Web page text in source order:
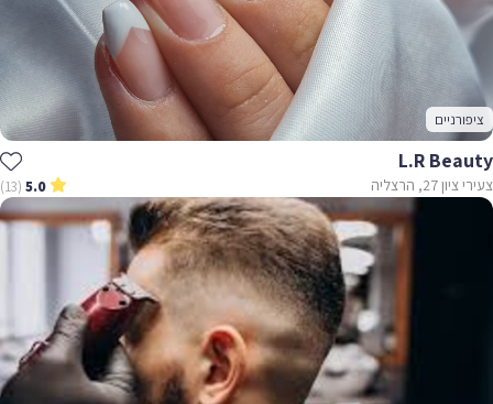
ציפורניים
L.R Beauty
צעירי ציון 27, הרצליה 5.0
(13)